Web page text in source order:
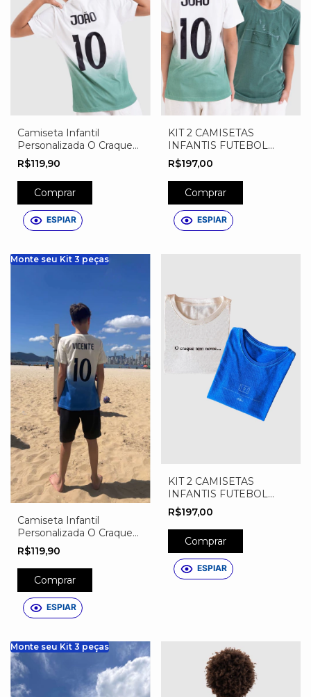
Camiseta Infantil
Personalizada O Craque
Tem Nome
R$119,90
Comprar
ESPIAR
KIT 2 CAMISETAS
INFANTIS FUTEBOL
AVANTE VERDAO
R$197,00
Comprar
ESPIAR
Monte seu Kit 3 peças
Camiseta Infantil
Personalizada O Craque
Tem Nome
R$119,90
Comprar
ESPIAR
KIT 2 CAMISETAS
INFANTIS FUTEBOL
AZUL
R$197,00
Comprar
ESPIAR
Monte seu Kit 3 peças